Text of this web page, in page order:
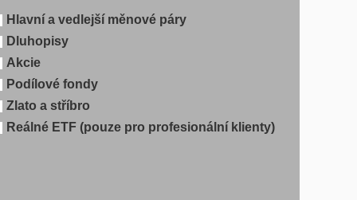
Hlavní a vedlejší měnové páry
Dluhopisy
Akcie
Podílové fondy
Zlato a stříbro
Reálné ETF (pouze pro profesionální klienty)